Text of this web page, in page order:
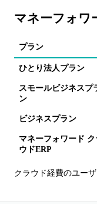
マネーフォワ
プラン
ひとり法人プラン
スモールビジネスプ
ン
ビジネスプラン
マネーフォワード ク
ウドERP
クラウド経費のユー